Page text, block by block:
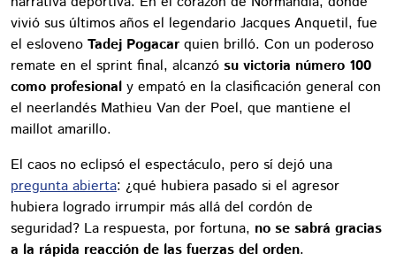
vivió sus últimos años el legendario Jacques Anquetil, fue
el esloveno Tadej Pogacar quien brilló. Con un poderoso
remate en el sprint final, alcanzó su victoria número 100
como profesional y empató en la clasificación general con
el neerlandés Mathieu Van der Poel, que mantiene el
maillot amarillo.
El caos no eclipsó el espectáculo, pero sí dejó una
pregunta abierta: ¿qué hubiera pasado si el agresor
hubiera logrado irrumpir más allá del cordón de
seguridad? La respuesta, por fortuna, no se sabrá gracias
a la rápida reacción de las fuerzas del orden.